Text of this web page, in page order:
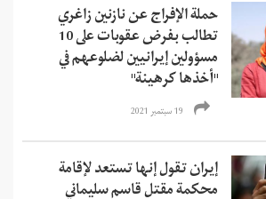
حملة الإفراج عن نازنين زاغري
تطالب بفرض عقوبات على 10
مسؤولين إيرانيين لضلوعهم في
"أخذها كرهينة"
19 سبتمبر 2021
إيران تقول إنها تستعد لإقامة
محكمة مقتل قاسم سليماني